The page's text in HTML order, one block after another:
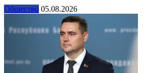
Общество 05.08.2026